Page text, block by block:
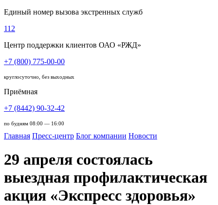
Единый номер вызова экстренных служб
112
Центр поддержки клиентов ОАО «РЖД»
+7 (800) 775-00-00
круглосуточно, без выходных
Приёмная
+7 (8442) 90-32-42
по будням 08:00 — 16:00
Главная Пресс-центр Блог компании Новости
29 апреля состоялась
выездная профилактическая
акция «Экспресс здоровья»